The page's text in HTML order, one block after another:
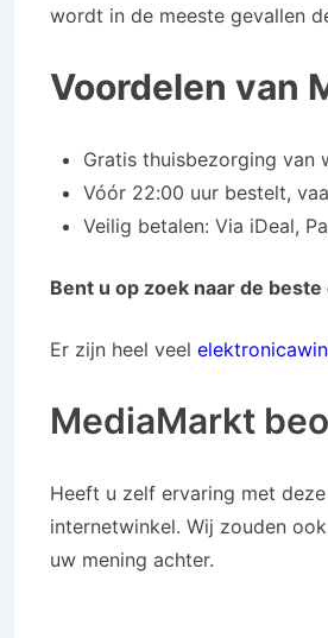
wordt in de meeste gevallen
Voordelen van
Gratis thuisbezorging van
Vóór 22:00 uur bestelt,
Veilig betalen: Via iDeal,
Bent u op zoek naar de
Er zijn heel veel
MediaMarkt
Heeft u zelf ervaring met
internetwinkel. Wij zouden
uw mening achter.